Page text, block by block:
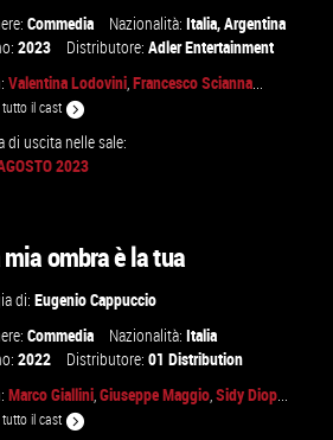
Commedia Nazionalità:Italia,Argentina
2023 Distributore:Adler Entertainment
Valentina Lodovini,Francesco Scianna...
tutto il cast
di uscita nelle sale:
2023
mia ombra è la tua
di:Eugenio Cappuccio
Commedia Nazionalità:Italia
2022 Distributore:01 Distribution
Marco Giallini,Giuseppe Maggio,Sidy Diop...
tutto il cast